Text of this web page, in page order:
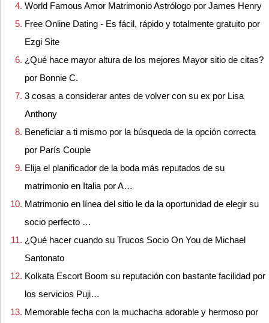
World Famous Amor Matrimonio Astrólogo por James Henry
Free Online Dating - Es fácil, rápido y totalmente gratuito por
Ezgi Site
¿Qué hace mayor altura de los mejores Mayor sitio de citas?
por Bonnie C.
3 cosas a considerar antes de volver con su ex por Lisa
Anthony
Beneficiar a ti mismo por la búsqueda de la opción correcta
por París Couple
Elija el planificador de la boda más reputados de su
matrimonio en Italia por A…
Matrimonio en línea del sitio le da la oportunidad de elegir su
socio perfecto …
¿Qué hacer cuando su Trucos Socio On You de Michael
Santonato
Kolkata Escort Boom su reputación con bastante facilidad por
los servicios Puji…
Memorable fecha con la muchacha adorable y hermoso por